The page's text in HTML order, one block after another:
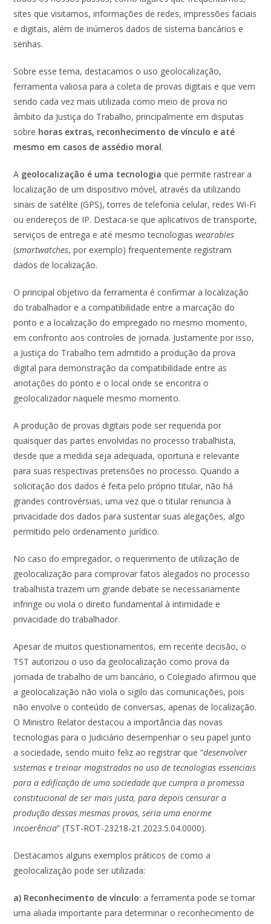
sites que visitamos, informações de redes, impressões faciais
e digitais, além de inúmeros dados de sistema bancários e
senhas.
Sobre esse tema, destacamos o uso geolocalização,
ferramenta valiosa para a coleta de provas digitais e que vem
sendo cada vez mais utilizada como meio de prova no
âmbito da Justiça do Trabalho, principalmente em disputas
sobre horas extras, reconhecimento de vínculo e até
mesmo em casos de assédio moral.
A geolocalização é uma tecnologia que permite rastrear a
localização de um dispositivo móvel, através da utilizando
sinais de satélite (GPS), torres de telefonia celular, redes Wi-Fi
ou endereços de IP. Destaca-se que aplicativos de transporte,
serviços de entrega e até mesmo tecnologiaswearables
(smartwatches, por exemplo) frequentemente registram
dados de localização.
O principal objetivo da ferramenta é confirmar a localização
do trabalhador e a compatibilidade entre a marcação do
ponto e a localização do empregado no mesmo momento,
em confronto aos controles de jornada. Justamente por isso,
a Justiça do Trabalho tem admitido a produção da prova
digital para demonstração da compatibilidade entre as
anotações do ponto e o local onde se encontra o
geolocalizador naquele mesmo momento.
A produção de provas digitais pode ser requerida por
quaisquer das partes envolvidas no processo trabalhista,
desde que a medida seja adequada, oportuna e relevante
para suas respectivas pretensões no processo. Quando a
solicitação dos dados é feita pelo próprio titular, não há
grandes controvérsias, uma vez que o titular renuncia à
privacidade dos dados para sustentar suas alegações, algo
permitido pelo ordenamento jurídico.
No caso do empregador, o requerimento de utilização de
geolocalização para comprovar fatos alegados no processo
trabalhista trazem um grande debate se necessariamente
infringe ou viola o direito fundamental à intimidade e
privacidade do trabalhador.
Apesar de muitos questionamentos, em recente decisão, o
TST autorizou o uso da geolocalização como prova da
jornada de trabalho de um bancário, o Colegiado afirmou que
a geolocalização não viola o sigilo das comunicações, pois
não envolve o conteúdo de conversas, apenas de localização.
O Ministro Relator destacou a importância das novas
tecnologias para o Judiciário desempenhar o seu papel junto
a sociedade, sendo muito feliz ao registrar que “desenvolver
sistemas e treinar magistrados no uso de tecnologias essenciais
para a edificação de uma sociedade que cumpra a promessa
constitucional de ser mais justa, para depois censurar a
produção dessas mesmas provas, seria uma enorme
incoerência” (TST-ROT-23218-21.2023.5.04.0000).
Destacamos alguns exemplos práticos de como a
geolocalização pode ser utilizada:
a) Reconhecimento de vínculo: a ferramenta pode se tornar
uma aliada importante para determinar o reconhecimento de